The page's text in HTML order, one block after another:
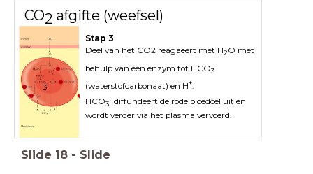
CO2 afgifte (weefsel)
Stap 3
Deel van het CO2 reagaeert met H2O met
behulp van een enzym tot HCO3
-
(waterstofcarbonaat) en H+.
HCO3
- diffundeert de rode bloedcel uit en
wordt verder via het plasma vervoerd.
3
Slide 18 - Slide